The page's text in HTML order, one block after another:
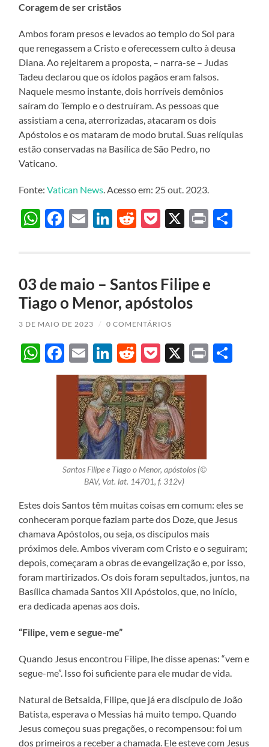
Coragem de ser cristãos
Ambos foram presos e levados ao templo do Sol para
que renegassem a Cristo e oferecessem culto à deusa
Diana. Ao rejeitarem a proposta, – narra-se – Judas
Tadeu declarou que os ídolos pagãos eram falsos.
Naquele mesmo instante, dois horríveis demônios
saíram do Templo e o destruíram. As pessoas que
assistiam a cena, aterrorizadas, atacaram os dois
Apóstolos e os mataram de modo brutal. Suas relíquias
estão conservadas na Basílica de São Pedro, no
Vaticano.
Fonte:Vatican News. Acesso em: 25 out. 2023.
WhatsApp
Facebook
EmailLinkedIn
Reddit
Pocket
X Print
03 de maio – Santos Filipe e
Tiago o Menor, apóstolos
3 DE MAIO DE 2023 / 0 COMENTÁRIOS
WhatsApp
Facebook
EmailLinkedIn
Reddit
Pocket
X Print
Santos Filipe e Tiago o Menor, apóstolos (©
BAV, Vat. lat. 14701, f. 312v)
Estes dois Santos têm muitas coisas em comum: eles se
conheceram porque faziam parte dos Doze, que Jesus
chamava Apóstolos, ou seja, os discípulos mais
próximos dele. Ambos viveram com Cristo e o seguiram;
depois, começaram a obras de evangelização e, por isso,
foram martirizados. Os dois foram sepultados, juntos, na
Basílica chamada Santos XII Apóstolos, que, no início,
era dedicada apenas aos dois.
“Filipe, vem e segue-me”
Quando Jesus encontrou Filipe, lhe disse apenas: “vem e
segue-me”. Isso foi suficiente para ele mudar de vida.
Natural de Betsaida, Filipe, que já era discípulo de João
Batista, esperava o Messias há muito tempo. Quando
Jesus começou suas pregações, o recompensou: foi um
dos primeiros a receber a chamada. Ele esteve com Jesus